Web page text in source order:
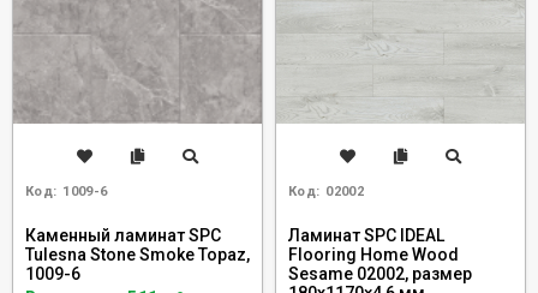
Код: 1009-6
Каменный ламинат SPC
Tulesna Stone Smoke Topaz,
1009-6
Код: 02002
Ламинат SPC IDEAL
Flooring Home Wood
Sesame 02002, размер